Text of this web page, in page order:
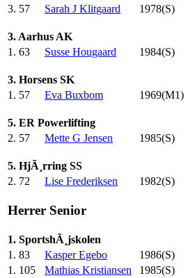
3. 57 Sarah J Klitgaard 1978(S)
3. Aarhus AK
1. 63 Susse Hougaard 1984(S)
3. Horsens SK
1. 57 Eva Buxbom 1969(M1)
5. ER Powerlifting
2. 57 Mette G Jensen 1985(S)
5. HjÃ¸rring SS
2. 72 Lise Frederiksen 1982(S)
Herrer Senior
1. SportshÃ¸jskolen
1. 83 Kasper Egebo 1986(S)
1. 105 Mathias Kristiansen 1985(S)